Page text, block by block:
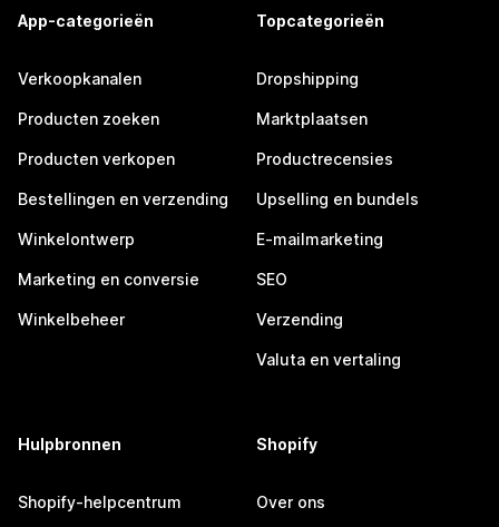
App-categorieën
Verkoopkanalen
Producten zoeken
Producten verkopen
Bestellingen en verzending
Winkelontwerp
Marketing en conversie
Winkelbeheer
Topcategorieën
Dropshipping
Marktplaatsen
Productrecensies
Upselling en bundels
E-mailmarketing
SEO
Verzending
Valuta en vertaling
Hulpbronnen
Shopify-helpcentrum
Shopify
Over ons